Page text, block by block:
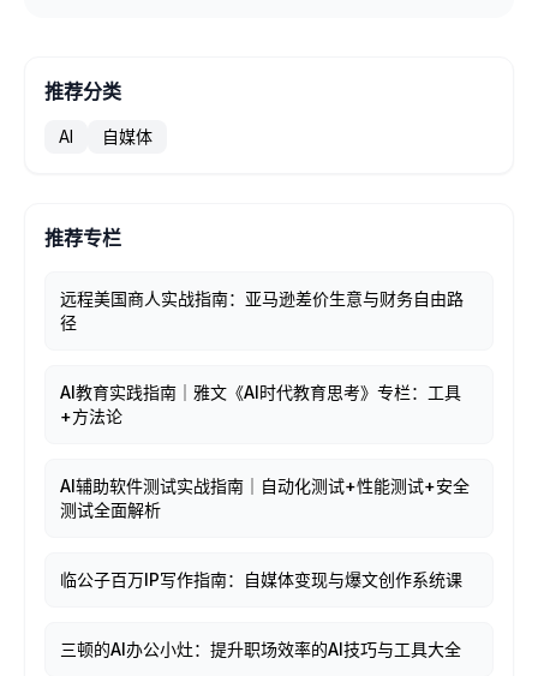
推荐分类
AI 自媒体
推荐专栏
远程美国商人实战指南：亚马逊差价生意与财务自由路
径
AI教育实践指南｜雅文《AI时代教育思考》专栏：工具
+方法论
AI辅助软件测试实战指南｜自动化测试+性能测试+安全
测试全面解析
临公子百万IP写作指南：自媒体变现与爆文创作系统课
三顿的AI办公小灶：提升职场效率的AI技巧与工具大全